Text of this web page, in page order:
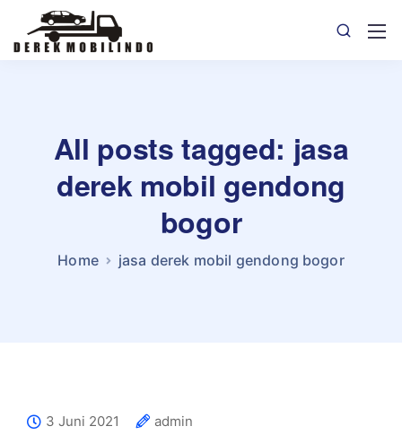
All posts tagged: jasa
derek mobil gendong
bogor
Home jasa derek mobil gendong bogor
3 Juni 2021
admin